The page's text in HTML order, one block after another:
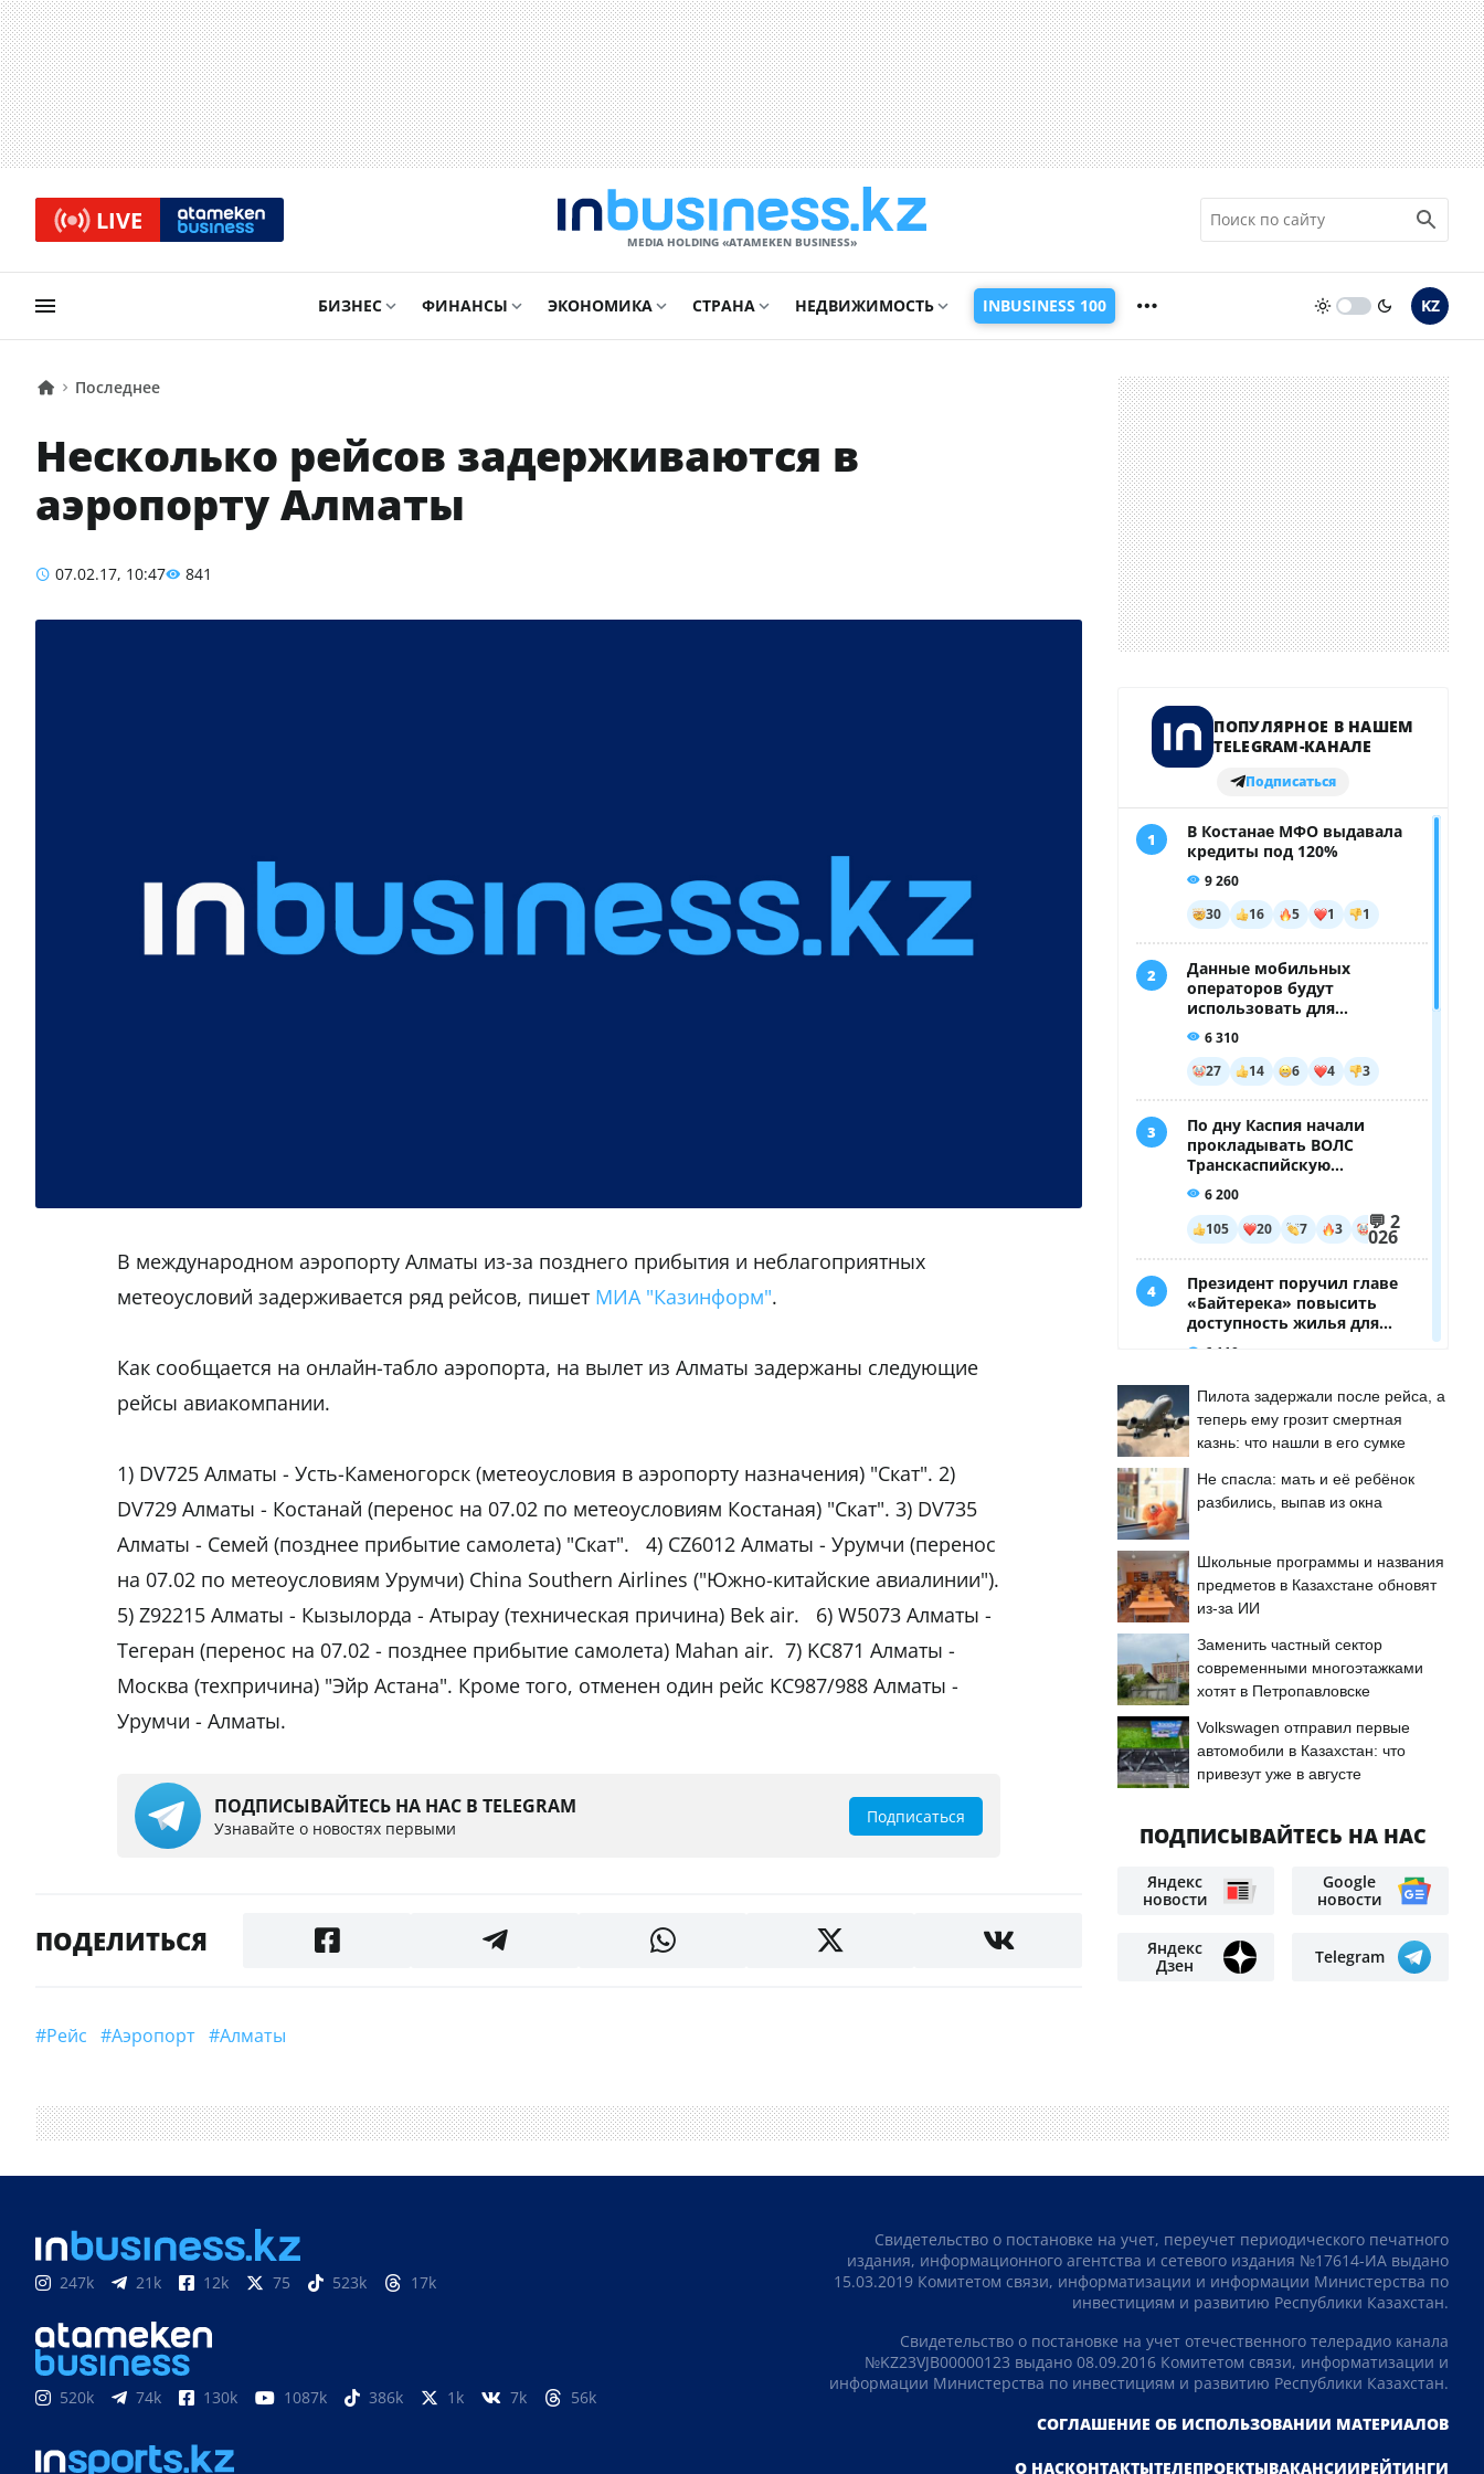
LIVE
MEDIA HOLDING «ATAMEKЕN BUSINESS»
БИЗНЕС ФИНАНСЫ ЭКОНОМИКА СТРАНА НЕДВИЖИМОСТЬ INBUSINESS 100 KZ
Последнее
Несколько рейсов задерживаются в
аэропорту Алматы
07.02.17, 10:47 841
В международном аэропорту Алматы из-за позднего прибытия и неблагоприятных
метеоусловий задерживается ряд рейсов, пишет МИА "Казинформ".
Как сообщается на онлайн-табло аэропорта, на вылет из Алматы задержаны следующие
рейсы авиакомпании.
1) DV725 Алматы - Усть-Каменогорск (метеоусловия в аэропорту назначения) "Скат". 2)
DV729 Алматы - Костанай (перенос на 07.02 по метеоусловиям Костаная) "Скат". 3) DV735
Алматы - Семей (позднее прибытие самолета) "Скат". 4) CZ6012 Алматы - Урумчи (перенос
на 07.02 по метеоусловиям Урумчи) China Southern Airlines ("Южно-китайские авиалинии").
5) Z92215 Алматы - Кызылорда - Атырау (техническая причина) Bek air. 6) W5073 Алматы -
Тегеран (перенос на 07.02 - позднее прибытие самолета) Mahan air. 7) KC871 Алматы -
Москва (техпричина) "Эйр Астана". Кроме того, отменен один рейс KC987/988 Алматы -
Урумчи - Алматы.
ПОДПИСЫВАЙТЕСЬ НА НАС В TELEGRAM
Узнавайте о новостях первыми
Подписаться
ПОДЕЛИТЬСЯ
#рейс #аэропорт #Алматы
Пилота задержали после рейса, а
теперь ему грозит смертная
казнь: что нашли в его сумке
Не спасла: мать и её ребёнок
разбились, выпав из окна
Школьные программы и названия
предметов в Казахстане обновят
из-за ИИ
Заменить частный сектор
современными многоэтажками
хотят в Петропавловске
Volkswagen отправил первые
автомобили в Казахстан: что
привезут уже в августе
ПОДПИСЫВАЙТЕСЬ НА НАС
Яндекс
новости
Google
новости
Яндекс
Дзен
Telegram
247k 21k 12k 75 523k 17k
520k 74k 130k 1087k 386k 1k 7k 56k
Свидетельство о постановке на учет, переучет периодического печатного
издания, информационного агентства и сетевого издания №17614-ИА выдано
15.03.2019 Комитетом связи, информатизации и информации Министерства по
инвестициям и развитию Республики Казахстан.
Свидетельство о постановке на учет отечественного телерадио канала
№KZ23VJB00000123 выдано 08.09.2016 Комитетом связи, информатизации и
информации Министерства по инвестициям и развитию Республики Казахстан.
СОГЛАШЕНИЕ ОБ ИСПОЛЬЗОВАНИИ МАТЕРИАЛОВ
О НАСКОНТАКТЫТЕЛЕПРОЕКТЫВАКАНСИИРЕЙТИНГИ